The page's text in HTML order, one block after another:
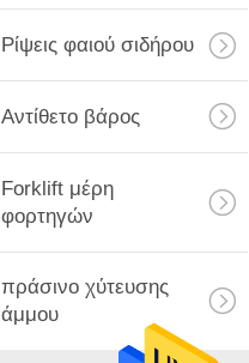
Ρίψεις φαιού σιδήρου
Αντίθετο βάρος
Forklift μέρη
φορτηγών
πράσινο χύτευσης
άμμου